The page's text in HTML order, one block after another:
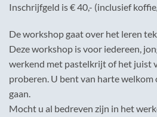
Inschrijfgeld is € 40,- (inclusief
De workshop gaat over het leren
Deze workshop is voor iedereen,
werkend met pastelkrijt of het juist
proberen. U bent van harte welkom
gaan.
Mocht u al bedreven zijn in het